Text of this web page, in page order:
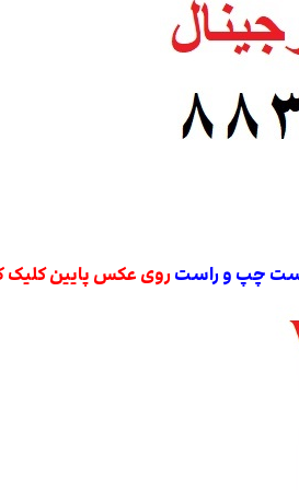
ست چپ و راست روی عکس پایین کلیک